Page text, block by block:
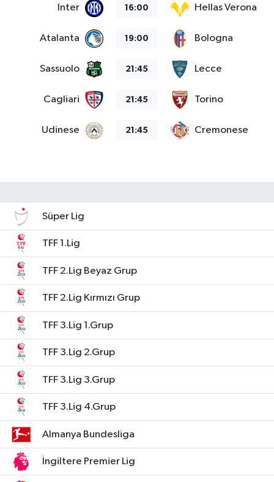
Inter 16:00 Hellas Verona
Atalanta 19:00 Bologna
Sassuolo 21:45 Lecce
Cagliari 21:45 Torino
Udinese 21:45 Cremonese
Süper Lig
TFF 1.Lig
TFF 2.Lig Beyaz Grup
TFF 2.Lig Kırmızı Grup
TFF 3.Lig 1.Grup
TFF 3.Lig 2.Grup
TFF 3.Lig 3.Grup
TFF 3.Lig 4.Grup
Almanya Bundesliga
İngiltere Premier Lig